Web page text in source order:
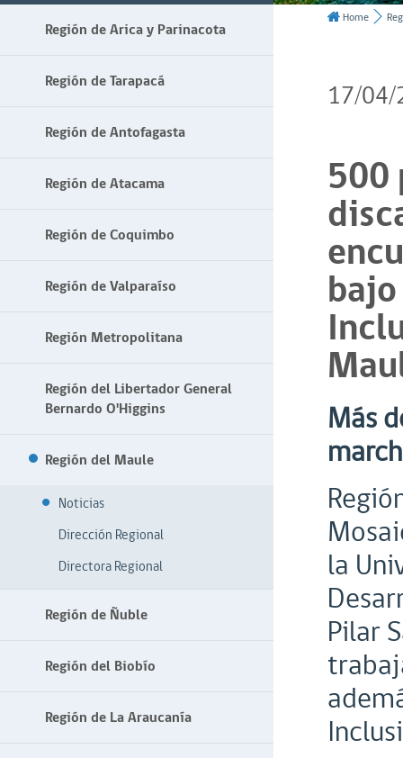
Región de Arica y Parinacota
Región de Tarapacá
Región de Antofagasta
Región de Atacama
Región de Coquimbo
Región de Valparaíso
Región Metropolitana
Región del Libertador General
Bernardo O'Higgins
Región del Maule
Noticias
Dirección Regional
Directora Regional
Región de Ñuble
Región del Biobío
Región de La Araucanía
Home
17/
500
Más
la
Pilar